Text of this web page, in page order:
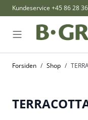
Skip to Content
Kundeservice +45 86 28
Forsiden / Shop /